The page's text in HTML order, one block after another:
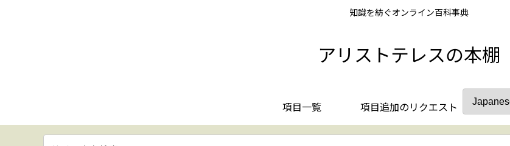
知識を紡ぐオンライン百科事典
アリストテレスの本棚
項目一覧 項目追加のリクエスト